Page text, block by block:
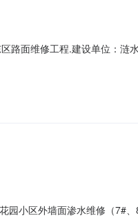
路面维修工程.建设单位：涟
资格要求招标文件的获取获
小区外墙面渗水维修（7#、